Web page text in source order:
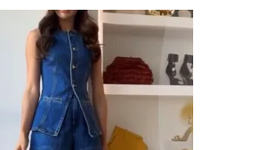
Ce produit a plusieurs variations. Les options peuvent être choisies sur la page du produit